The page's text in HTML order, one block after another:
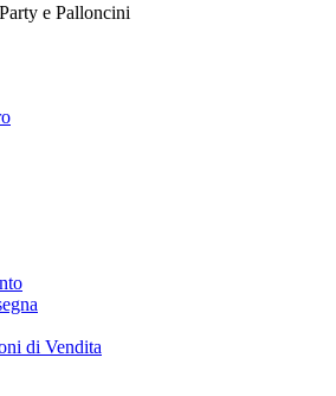
e Palloncini
di Vendita